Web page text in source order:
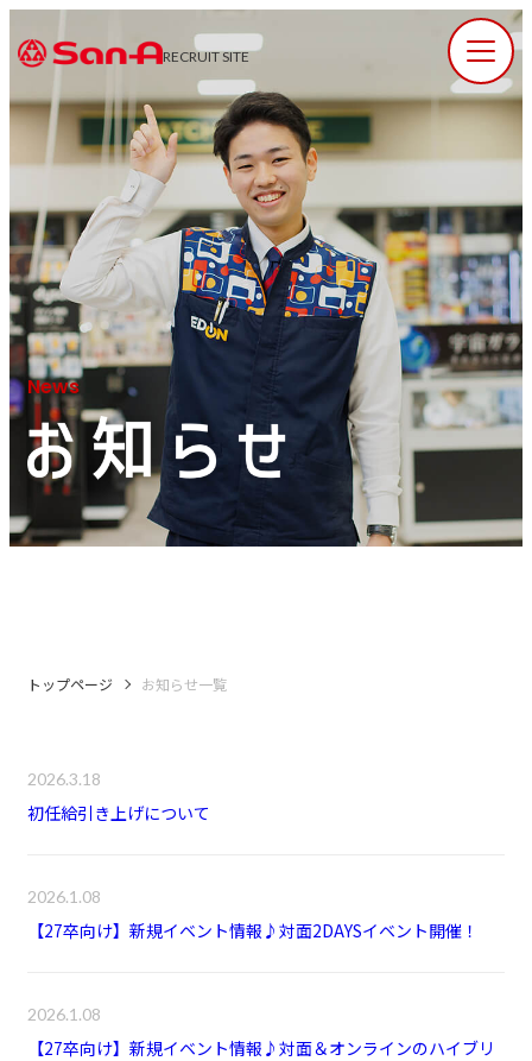
RECRUIT SITE
News
トップページ お知らせ一覧
2026.3.18
初任給引き上げについて
2026.1.08
【27卒向け】新規イベント情報♪対面2DAYSイベント開催！
2026.1.08
【27卒向け】新規イベント情報♪対面＆オンラインのハイブリ